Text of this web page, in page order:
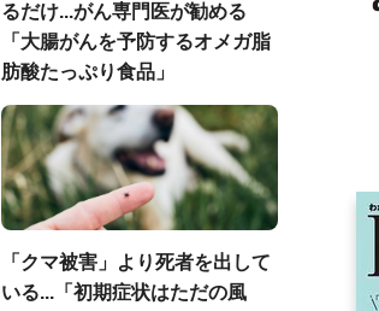
るだけ...がん専門医が勧める
「大腸がんを予防するオメガ脂
肪酸たっぷり食品」
「クマ被害」より死者を出して
いる...「初期症状はただの風